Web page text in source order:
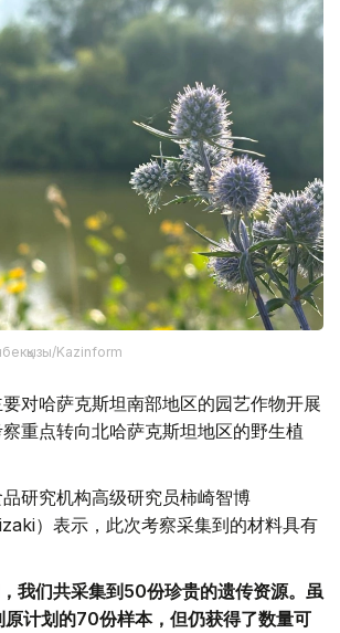
Kazinform
对哈萨克斯坦南部地区的园艺作物开展
重点转向北哈萨克斯坦地区的野生植
研究机构高级研究员柿崎智博
）表示，此次考察采集到的材料具有
我们共采集到50份珍贵的遗传资源。虽
原计划的70份样本，但仍获得了数量可